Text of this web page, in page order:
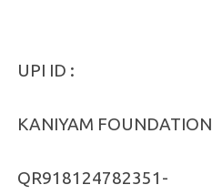
UPI ID :
KANIYAM FOUNDATION
QR918124782351-